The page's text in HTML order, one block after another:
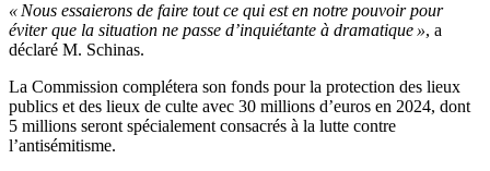
« Nous essaierons de faire tout ce qui est en notre pouvoir pour
éviter que la situation ne passe d’inquiétante à dramatique », a
déclaré M. Schinas.
La Commission complétera son fonds pour la protection des lieux
publics et des lieux de culte avec 30 millions d’euros en 2024, dont
5 millions seront spécialement consacrés à la lutte contre
l’antisémitisme.